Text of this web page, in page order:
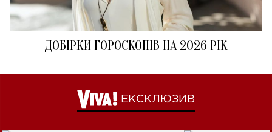
ДОБІРКИ ГОРОСКОПІВ НА 2026 РІК
ЕКСКЛЮЗИВ